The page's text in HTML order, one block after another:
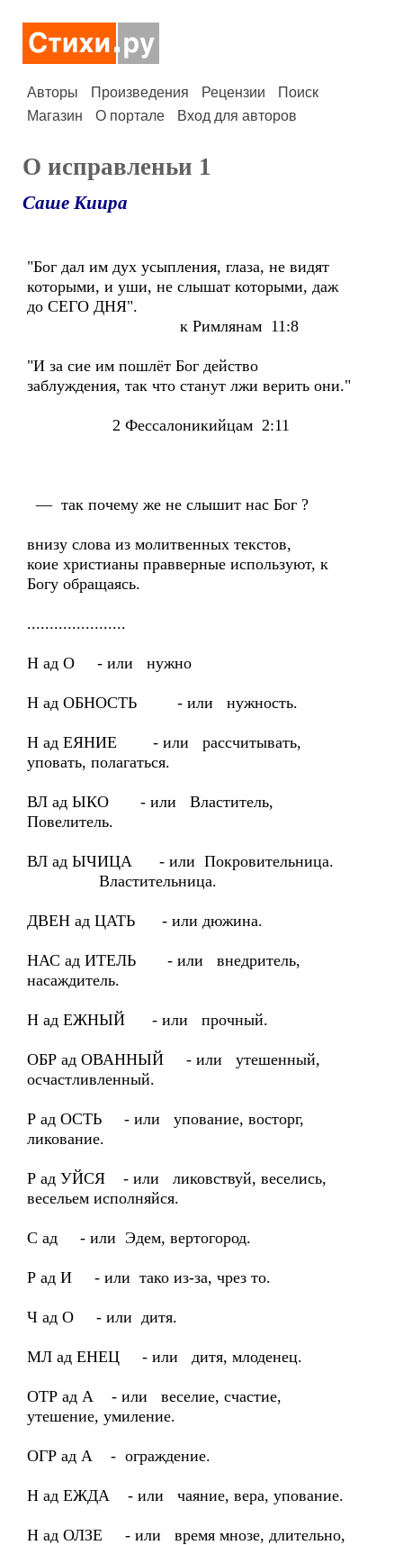
Авторы Произведения Рецензии
Поиск
Магазин
О портале Вход для авторов
О исправленьи 1
Саше Киира
"Бог дал им дух усыпления, глаза, не видят
которыми, и уши, не слышат которыми, даж
до СЕГО ДНЯ".
к Римлянам 11:8
"И за сие им пошлёт Бог действо
заблуждения, так что станут лжи верить они."
2 Фессалоникийцам 2:11
— так почему же не слышит нас Бог ?
внизу слова из молитвенных текстов,
коие христианы правверные используют, к
Богу обращаясь.
......................
Н ад О - или нужно
Н ад ОБНОСТЬ - или нужность.
Н ад ЕЯНИЕ - или рассчитывать,
уповать, полагаться.
ВЛ ад ЫКО - или Властитель,
Повелитель.
ВЛ ад ЫЧИЦА - или Покровительница.
Властительница.
ДВЕН ад ЦАТЬ - или дюжина.
НАС ад ИТЕЛЬ - или внедритель,
насаждитель.
Н ад ЕЖНЫЙ - или прочный.
ОБР ад ОВАННЫЙ - или утешенный,
осчастливленный.
Р ад ОСТЬ - или упование, восторг,
ликование.
Р ад УЙСЯ - или ликовствуй, веселись,
весельем исполняйся.
С ад - или Эдем, вертогород.
Р ад И - или тако из-за, чрез то.
Ч ад О - или дитя.
МЛ ад ЕНЕЦ - или дитя, млоденец.
ОТР ад А - или веселие, счастие,
утешение, умиление.
ОГР ад А - ограждение.
Н ад ЕЖДА - или чаяние, вера, упование.
Н ад ОЛЗЕ - или время мнозе, длительно,